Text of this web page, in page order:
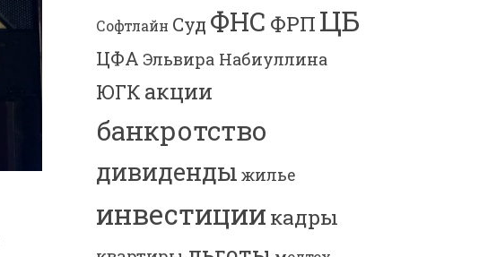
Софтлайн Суд ФНС ФРП ЦБ
ЦФА Эльвира Набиуллина
ЮГК акции
банкротство
дивиденды жилье
инвестиции кадры